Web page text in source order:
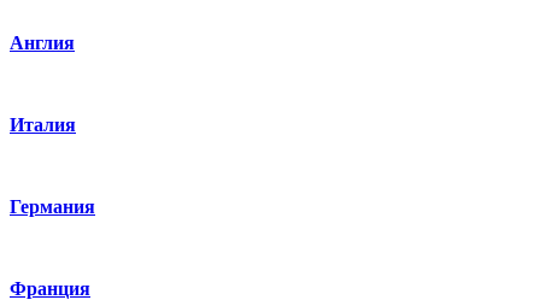
Англия
Италия
Германия
Франция